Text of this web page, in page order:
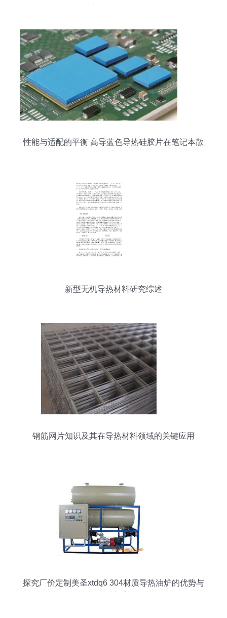
性能与适配的平衡 高导蓝色导热硅胶片在笔记本散
新型无机导热材料研究综述
钢筋网片知识及其在导热材料领域的关键应用
探究厂价定制美圣xtdq6 304材质导热油炉的优势与